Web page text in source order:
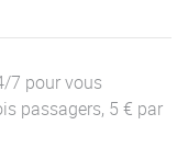
7 pour vous
passagers, 5 € par